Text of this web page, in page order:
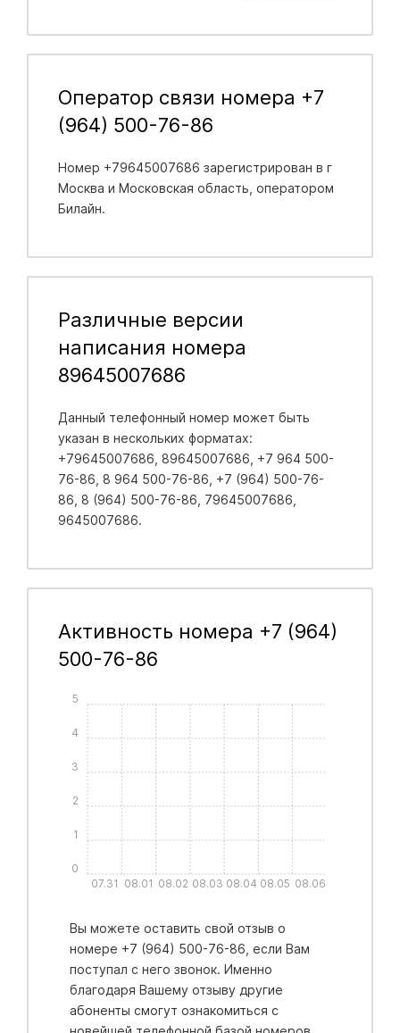
Оператор связи номера +7
(964) 500-76-86
Номер +79645007686 зарегистрирован в г
Москва и Московская область , оператором
Билайн.
Различные версии
написания номера
89645007686
Данный телефонный номер может быть
указан в нескольких форматах:
+79645007686, 89645007686, +7 964 500-
76-86, 8 964 500-76-86, +7 (964) 500-76-
86, 8 (964) 500-76-86, 79645007686,
9645007686.
Активность номера +7 (964)
500-76-86
07.31 08.01 08.02 08.03 08.04 08.05 08.06
0
1
2
3
4
5
Вы можете оставить свой отзыв о
номере +7 (964) 500-76-86, если Вам
поступал с него звонок. Именно
благодаря Вашему отзыву другие
абоненты смогут ознакомиться с